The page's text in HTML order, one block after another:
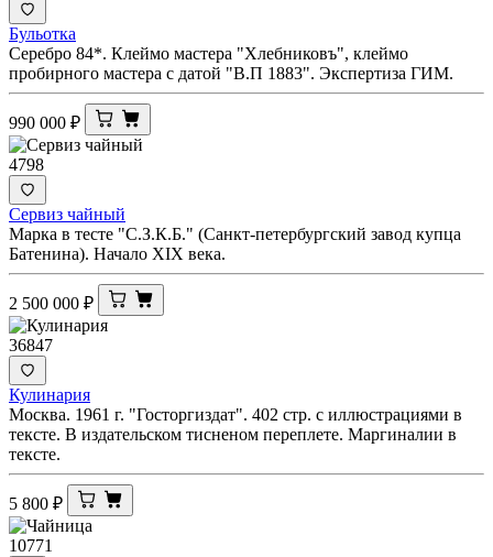
Бульотка
Серебро 84*. Клеймо мастера "Хлебниковъ", клеймо
пробирного мастера с датой "В.П 1883". Экспертиза ГИМ.
990 000 ₽
4798
Сервиз чайный
Марка в тесте "С.З.К.Б." (Санкт-петербургский завод купца
Батенина). Начало XIX века.
2 500 000 ₽
36847
Кулинария
Москва. 1961 г. "Госторгиздат". 402 стр. с иллюстрациями в
тексте. В издательском тисненом переплете. Маргиналии в
тексте.
5 800 ₽
10771